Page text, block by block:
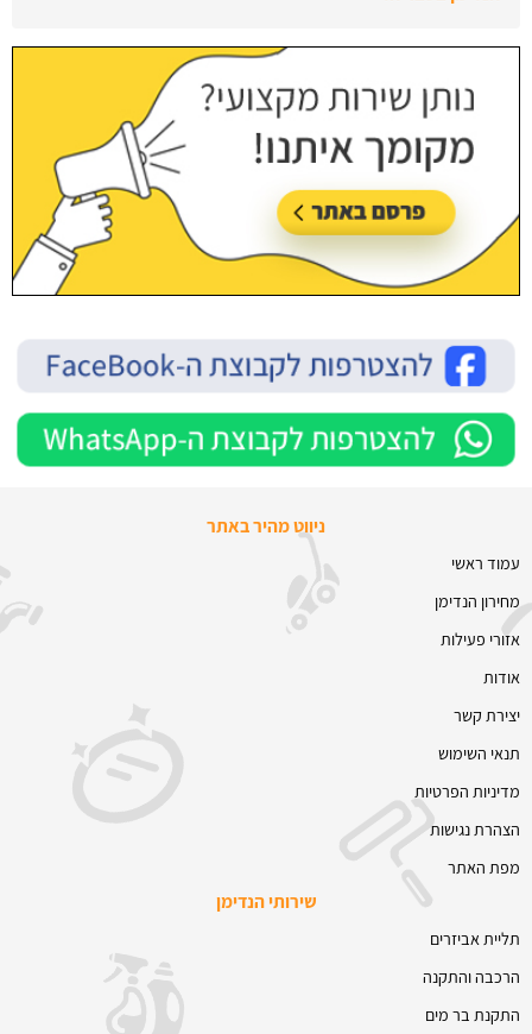
ניווט מהיר באתר
עמוד ראשי
מחירון הנדימן
אזורי פעילות
אודות
יצירת קשר
תנאי השימוש
מדיניות הפרטיות
הצהרת נגישות
מפת האתר
שירותי הנדימן
תליית אביזרים
הרכבה והתקנה
התקנת בר מים